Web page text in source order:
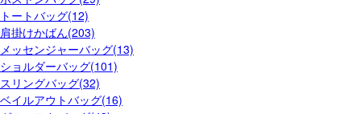
トートバッグ(12)
肩掛けかばん(203)
メッセンジャーバッグ(13)
ショルダーバッグ(101)
スリングバッグ(32)
ベイルアウトバッグ(16)